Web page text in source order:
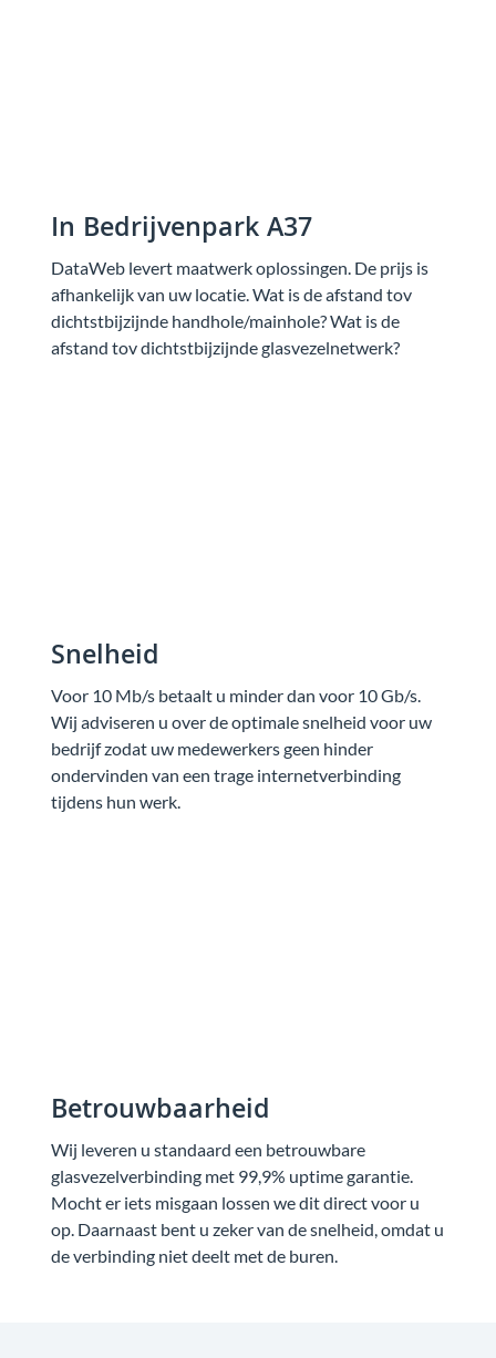
In Bedrijvenpark A37
DataWeb levert maatwerk oplossingen. De prijs is
afhankelijk van uw locatie. Wat is de afstand tov
dichtstbijzijnde handhole/mainhole? Wat is de
afstand tov dichtstbijzijnde glasvezelnetwerk?
Snelheid
Voor 10 Mb/s betaalt u minder dan voor 10 Gb/s.
Wij adviseren u over de optimale snelheid voor uw
bedrijf zodat uw medewerkers geen hinder
ondervinden van een trage internetverbinding
tijdens hun werk.
Betrouwbaarheid
Wij leveren u standaard een betrouwbare
glasvezelverbinding met 99,9% uptime garantie.
Mocht er iets misgaan lossen we dit direct voor u
op. Daarnaast bent u zeker van de snelheid, omdat u
de verbinding niet deelt met de buren.